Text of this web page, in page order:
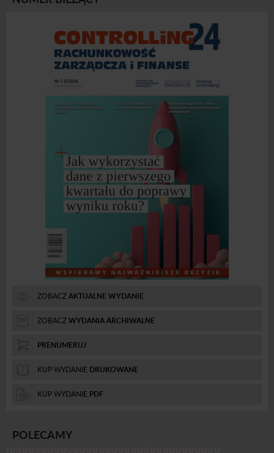
ZOBACZAKTUALNE WYDANIE
ZOBACZWYDANIA ARCHIWALNE
PRENUMERUJ
KUP WYDANIE DRUKOWANE
KUP WYDANIE PDF
POLECAMY